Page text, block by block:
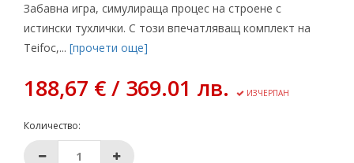
Забавна игра, симулираща процес на строене с
истински тухлички. С този впечатляващ комплект на
Teifoc,... [прочети още]
188,67 € / 369.01 лв. ИЗЧЕРПАН
Количество: